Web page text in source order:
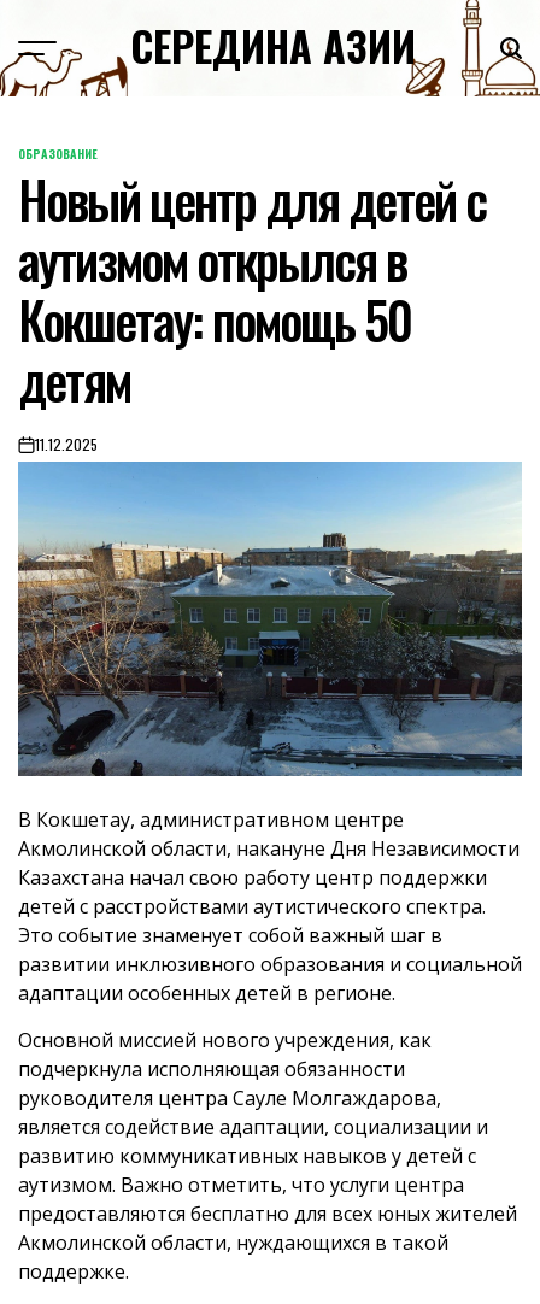
content
СЕРЕДИНА АЗИИ
POSTED
IN
ОБРАЗОВАНИЕ
Новый центр для детей с
аутизмом открылся в
Кокшетау: помощь 50
детям
on11.12.2025
В Кокшетау, административном центре
Акмолинской области, накануне Дня Независимости
Казахстана начал свою работу центр поддержки
детей с расстройствами аутистического спектра.
Это событие знаменует собой важный шаг в
развитии инклюзивного образования и социальной
адаптации особенных детей в регионе.
Основной миссией нового учреждения, как
подчеркнула исполняющая обязанности
руководителя центра Сауле Молгаждарова,
является содействие адаптации, социализации и
развитию коммуникативных навыков у детей с
аутизмом. Важно отметить, что услуги центра
предоставляются бесплатно для всех юных жителей
Акмолинской области, нуждающихся в такой
поддержке.